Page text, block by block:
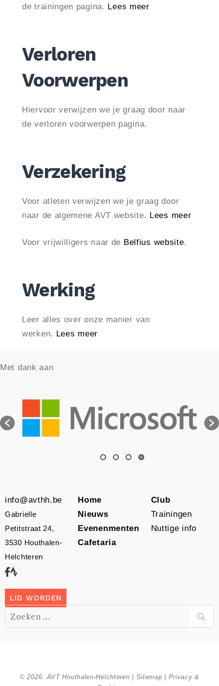
de trainingen pagina. Lees meer
Verloren
Voorwerpen
Hiervoor verwijzen we je graag door naar
de verloren voorwerpen pagina.
Verzekering
Voor atleten verwijzen we je graag door
naar de algemene AVT website. Lees meer
Voor vrijwilligers naar de Belfius website.
Werking
Leer alles over onze manier van
werken. Lees meer
Met dank aan
info@avthh.be
Gabrielle
Petitstraat 24,
3530 Houthalen-
Helchteren
Home
Nieuws
Evenenmenten
Cafetaria
Club
Trainingen
Nuttige info
LID WORDEN
Zoek
naar:
© 2026. AVT Houthalen-Helchteren | Sitemap
Privacy &